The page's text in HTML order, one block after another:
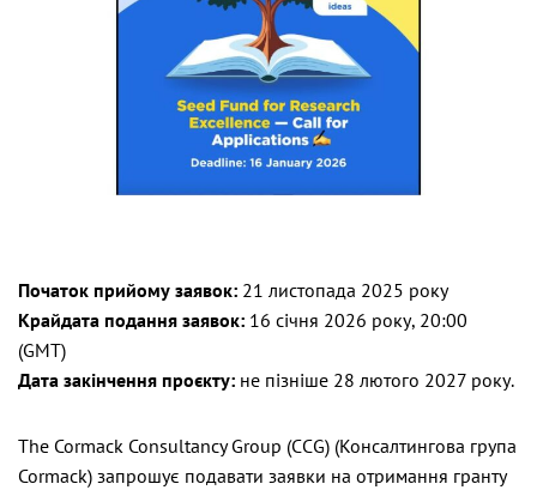
Початок прийому заявок: 21 листопада 2025 року
Крайдата подання заявок: 16 січня 2026 року, 20:00
(GMT)
Дата закінчення проєкту: не пізніше 28 лютого 2027 року.
The Cormack Consultancy Group (CCG) (Консалтингова група
Cormack) запрошує подавати заявки на отримання гранту